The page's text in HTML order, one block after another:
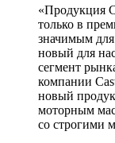
«Продукция
только в
значимым
новый для
сегмент
компании
новый
моторным
со строгими